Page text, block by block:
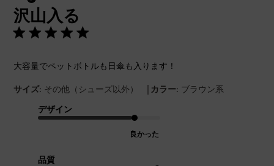
沢山入る
大容量でペットボトルも日傘も入ります！
サイズ: その他（シューズ以外） | カラー: ブラウン系
デザイン
良かった
品質